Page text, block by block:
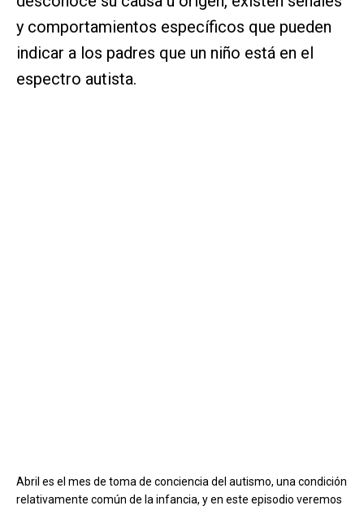
y comportamientos específicos que pueden
indicar a los padres que un niño está en el
espectro autista.
Abril es el mes de toma de conciencia del autismo, una condición
relativamente común de la infancia, y en este episodio veremos